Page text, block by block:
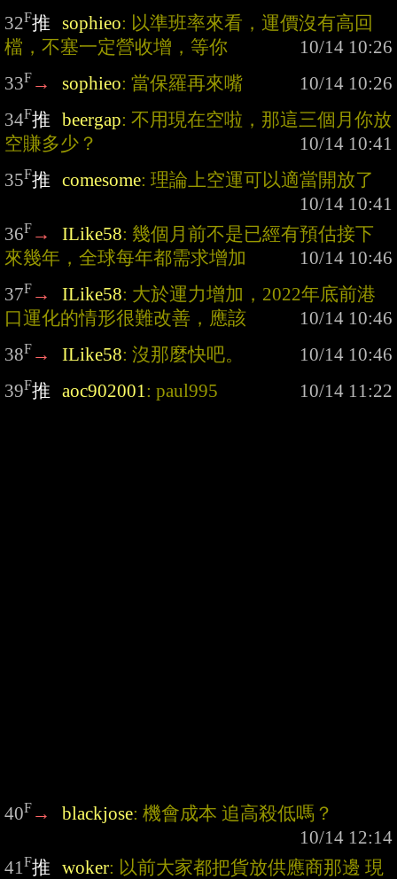
32F推 sophieo: 以準班率來看，運價沒有高回
檔，不塞一定營收增，等你
33F → sophieo: 當保羅再來嘴
34F推 beergap: 不用現在空啦，那這三個月你放
空賺多少？
35F推 comesome: 理論上空運可以適當開放了
36F → ILike58: 幾個月前不是已經有預估接下
來幾年，全球每年都需求增加
37F → ILike58: 大於運力增加，2022年底前港
口運化的情形很難改善，應該
38F → ILike58: 沒那麼快吧。
39F推 aoc902001: paul995
40F → blackjose: 機會成本 追高殺低嗎？
41F推 woker: 以前大家都把貨放供應商那邊 現